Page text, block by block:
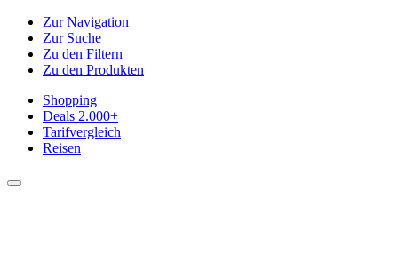
Zur Navigation
Zur Suche
Zu den Filtern
Zu den Produkten
Shopping
Deals 2.000+
Tarifvergleich
Reisen